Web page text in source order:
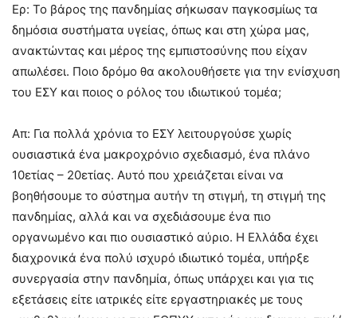
Ερ: Το βάρος της πανδημίας σήκωσαν παγκοσμίως τα
δημόσια συστήματα υγείας, όπως και στη χώρα μας,
ανακτώντας και μέρος της εμπιστοσύνης που είχαν
απωλέσει. Ποιο δρόμο θα ακολουθήσετε για την ενίσχυση
του ΕΣΥ και ποιος ο ρόλος του ιδιωτικού τομέα;
Απ: Για πολλά χρόνια το ΕΣΥ λειτουργούσε χωρίς
ουσιαστικά ένα μακροχρόνιο σχεδιασμό, ένα πλάνο
10ετίας – 20ετίας. Αυτό που χρειάζεται είναι να
βοηθήσουμε το σύστημα αυτήν τη στιγμή, τη στιγμή της
πανδημίας, αλλά και να σχεδιάσουμε ένα πιο
οργανωμένο και πιο ουσιαστικό αύριο. Η Ελλάδα έχει
διαχρονικά ένα πολύ ισχυρό ιδιωτικό τομέα, υπήρξε
συνεργασία στην πανδημία, όπως υπάρχει και για τις
εξετάσεις είτε ιατρικές είτε εργαστηριακές με τους